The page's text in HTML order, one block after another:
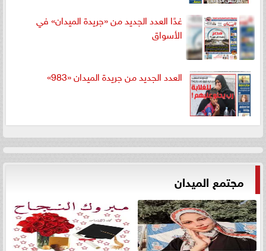
غدًا العدد الجديد من «جريدة الميدان» في
الأسواق
العدد الجديد من جريدة الميدان «983»
مجتمع الميدان